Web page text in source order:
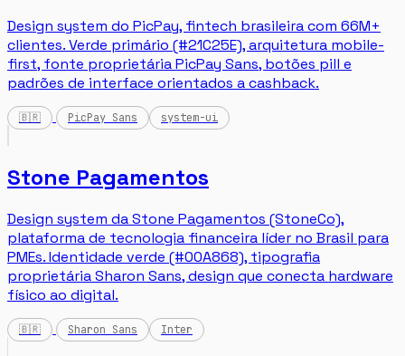
Design system do PicPay, fintech brasileira com 66M+
clientes. Verde primário (#21C25E), arquitetura mobile-
first, fonte proprietária PicPay Sans, botões pill e
padrões de interface orientados a cashback.
🇧🇷 PicPay Sans system-ui
Stone Pagamentos
Design system da Stone Pagamentos (StoneCo),
plataforma de tecnologia financeira líder no Brasil para
PMEs. Identidade verde (#00A868), tipografia
proprietária Sharon Sans, design que conecta hardware
físico ao digital.
🇧🇷 Sharon Sans Inter